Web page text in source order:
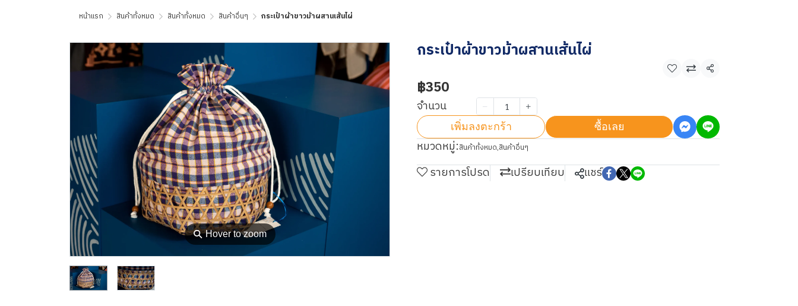
หน้าแรก สินค้าทั้งหมด สินค้าทั้งหมด สินค้าอื่นๆ กระเป๋าผ้าขาวม้าผสานเส้นไผ่
⚲Hover to zoom
กระเป๋าผ้าขาวม้าผสานเส้นไผ่
แชร์
฿350
จำนวน
เพิ่มลงตะกร้า ซื้อเลย
หมวดหมู่:สินค้าทั้งหมด,สินค้าอื่นๆ
รายการโปรด เปรียบเทียบ แชร์